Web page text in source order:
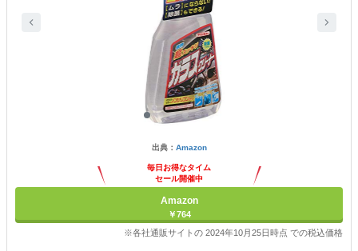
出典： Amazon
毎日お得なタイム
セール開催中
Amazon
￥764
※各社通販サイトの 2024年10月25日時点 での税込価格